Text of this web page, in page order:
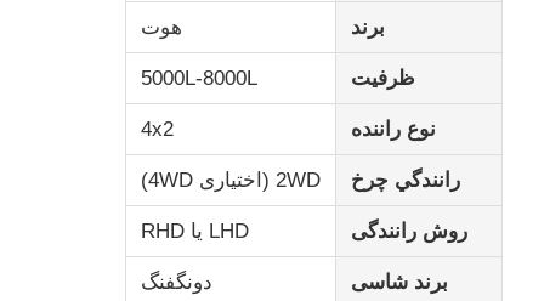
قطعات ویژه خودرو
بهداشت و درمان سه چرخ برقی
کامیون باربری
برند هوت
ظرفیت 5000L-8000L
نوع راننده 4x2
رانندگي چرخ 2WD (اختیاری 4WD)
روش رانندگی LHD یا RHD
برند شاسی دونگفنگ